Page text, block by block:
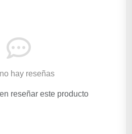
hay reseñas
reseñar este producto